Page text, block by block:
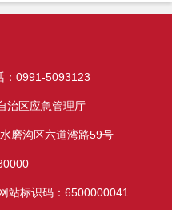
：0991-5093123
治区应急管理厅
磨沟区六道湾路59号
站标识码：6500000041